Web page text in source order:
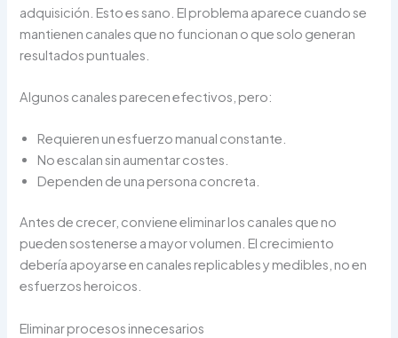
adquisición. Esto es sano. El problema aparece cuando se
mantienen canales que no funcionan o que solo generan
resultados puntuales.
Algunos canales parecen efectivos, pero:
Requieren un esfuerzo manual constante.
No escalan sin aumentar costes.
Dependen de una persona concreta.
Antes de crecer, conviene eliminar los canales que no
pueden sostenerse a mayor volumen. El crecimiento
debería apoyarse en canales replicables y medibles, no en
esfuerzos heroicos.
Eliminar procesos innecesarios